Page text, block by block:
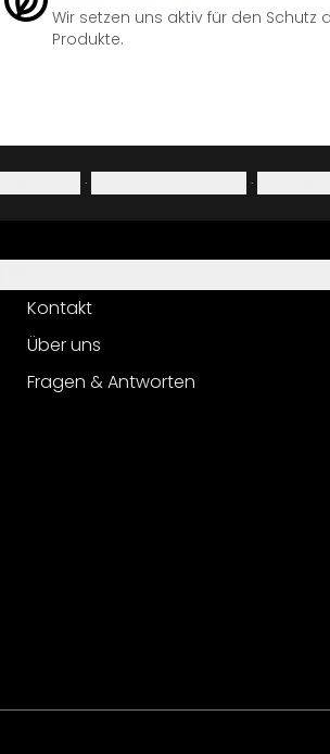
Wir setzen uns aktiv für den
Produkte.
· ·
Kontakt
Über uns
Fragen & Antworten